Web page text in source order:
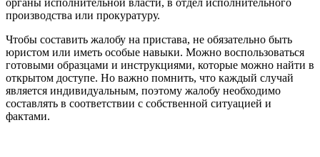
производства или прокуратуру.
Чтобы составить жалобу на пристава, не обязательно быть
юристом или иметь особые навыки. Можно воспользоваться
готовыми образцами и инструкциями, которые можно найти в
открытом доступе. Но важно помнить, что каждый случай
является индивидуальным, поэтому жалобу необходимо
составлять в соответствии с собственной ситуацией и
фактами.